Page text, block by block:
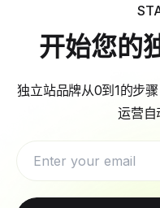
开始您的
独立站品牌从0到1的步
运营